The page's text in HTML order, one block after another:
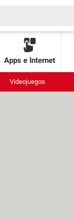
Apps e Internet
Videojuegos